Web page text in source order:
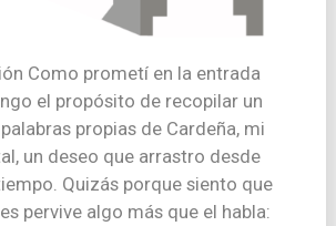
Como prometí en la entrada
el propósito de recopilar un
propias de Cardeña, mi
un deseo que arrastro desde
Quizás porque siento que
pervive algo más que el habla: